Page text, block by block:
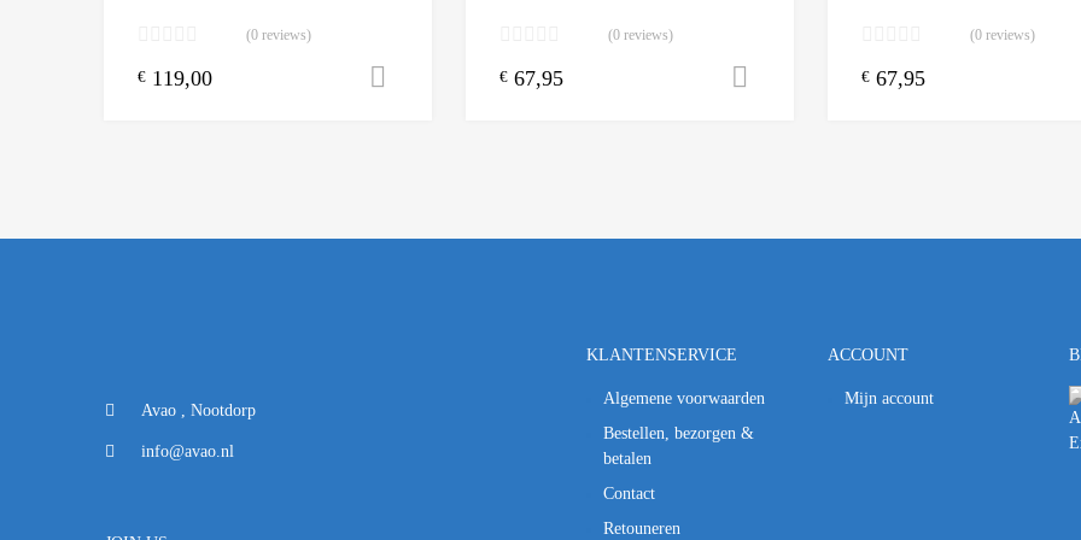
(0 reviews)
€ 119,00 Toevoegen aan winkelwagen
(0 reviews)
€ 67,95 Toevoegen aan winkelwagen
(0 reviews)
€ 67,95
Avao , Nootdorp
info@avao.nl
KLANTENSERVICE
Algemene voorwaarden
Bestellen, bezorgen &
betalen
Contact
Retouneren
ACCOUNT
Mijn account